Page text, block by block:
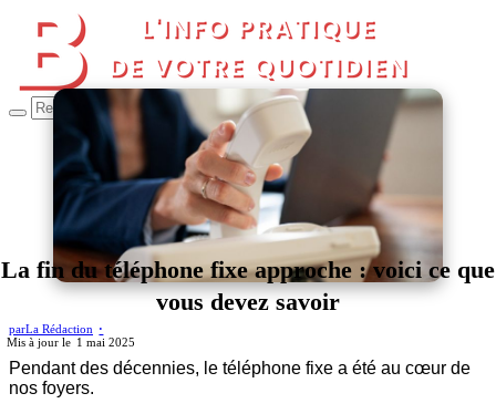
La fin du téléphone fixe approche : voici ce que
vous devez savoir
parLa Rédaction
1 mai 2025
Pendant des décennies, le téléphone fixe a été au cœur de
nos foyers.